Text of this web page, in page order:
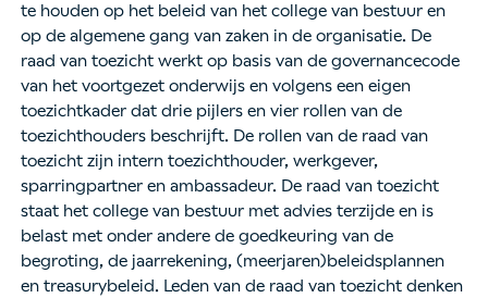
te houden op het beleid van het college van bestuur en
op de algemene gang van zaken in de organisatie. De
raad van toezicht werkt op basis van de governancecode
van het voortgezet onderwijs en volgens een eigen
toezichtkader dat drie pijlers en vier rollen van de
toezichthouders beschrijft. De rollen van de raad van
toezicht zijn intern toezichthouder, werkgever,
sparringpartner en ambassadeur. De raad van toezicht
staat het college van bestuur met advies terzijde en is
belast met onder andere de goedkeuring van de
begroting, de jaarrekening, (meerjaren)beleidsplannen
en treasurybeleid. Leden van de raad van toezicht denken